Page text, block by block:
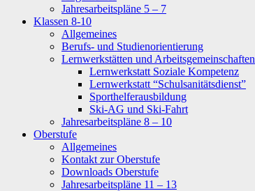
Jahresarbeitspläne 5 – 7
Klassen 8-10
Allgemeines
Berufs- und Studienorientierung
Lernwerkstätten und Arbeitsgemeinschaften
Lernwerkstatt Soziale Kompetenz
Lernwerkstatt “Schulsanitätsdienst”
Sporthelferausbildung
Ski-AG und Ski-Fahrt
Jahresarbeitspläne 8 – 10
Oberstufe
Allgemeines
Kontakt zur Oberstufe
Downloads Oberstufe
Jahresarbeitspläne 11 – 13